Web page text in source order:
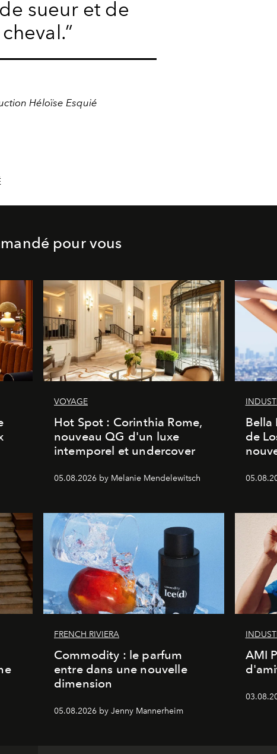
sueur et de
cheval.”
Héloïse Esquié
pour vous
VOYAGE
Hot Spot : Corinthia Rome,
nouveau QG d'un luxe
intemporel et undercover
05.08.2026 by Melanie Mendelewitsch
Bella
de
FRENCH RIVIERA
Commodity : le parfum
entre dans une nouvelle
dimension
05.08.2026 by Jenny Mannerheim
AMI